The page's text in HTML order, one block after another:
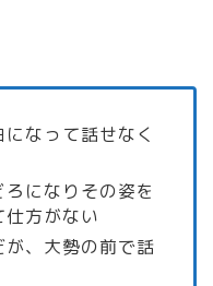
なって話せなく
になりその姿を
方がない
、大勢の前で話